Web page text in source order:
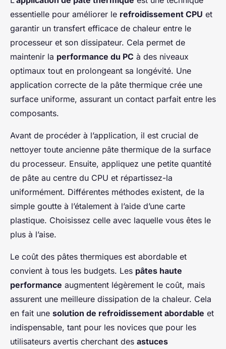
essentielle pour améliorer le refroidissement CPU et
garantir un transfert efficace de chaleur entre le
processeur et son dissipateur. Cela permet de
maintenir la performance du PC à des niveaux
optimaux tout en prolongeant sa longévité. Une
application correcte de la pâte thermique crée une
surface uniforme, assurant un contact parfait entre les
composants.
Avant de procéder à l’application, il est crucial de
nettoyer toute ancienne pâte thermique de la surface
du processeur. Ensuite, appliquez une petite quantité
de pâte au centre du CPU et répartissez-la
uniformément. Différentes méthodes existent, de la
simple goutte à l’étalement à l’aide d’une carte
plastique. Choisissez celle avec laquelle vous êtes le
plus à l’aise.
Le coût des pâtes thermiques est abordable et
convient à tous les budgets. Les pâtes haute
performance augmentent légèrement le coût, mais
assurent une meilleure dissipation de la chaleur. Cela
en fait une solution de refroidissement abordable et
indispensable, tant pour les novices que pour les
utilisateurs avertis cherchant des astuces